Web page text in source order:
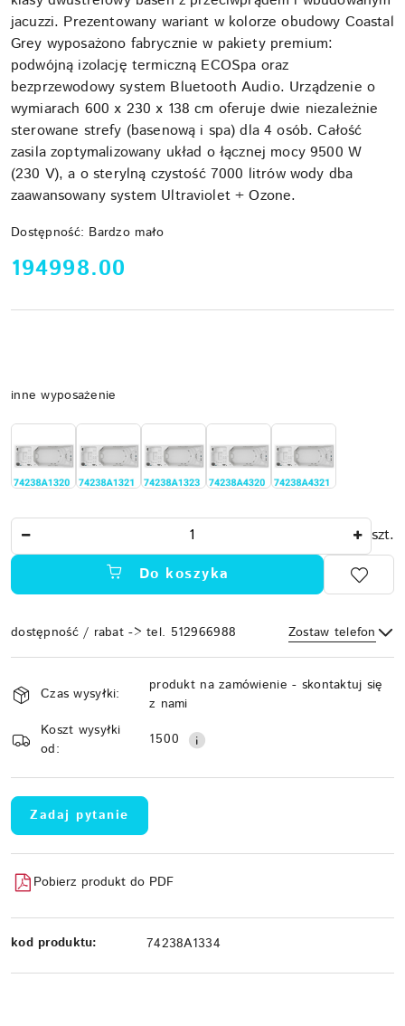
jacuzzi. Prezentowany wariant w kolorze obudowy Coastal
Grey wyposażono fabrycznie w pakiety premium:
podwójną izolację termiczną ECOSpa oraz
bezprzewodowy system Bluetooth Audio. Urządzenie o
wymiarach 600 x 230 x 138 cm oferuje dwie niezależnie
sterowane strefy (basenową i spa) dla 4 osób. Całość
zasila zoptymalizowany układ o łącznej mocy 9500 W
(230 V), a o sterylną czystość 7000 litrów wody dba
zaawansowany system Ultraviolet + Ozone.
Dostępność: Bardzo mało
cena:
194998.00
Wariant
inne wyposażenie
szt.
Do koszyka
dostępność / rabat -> tel. 512966988 Zostaw telefon
Wyślij
Dostępność
i
dostawa
Czas wysyłki:
produkt na zamówienie - skontaktuj się
z nami
Koszt wysyłki
od:
1500
Zadaj pytanie
Pobierz produkt do PDF
kod produktu: 74238A1334